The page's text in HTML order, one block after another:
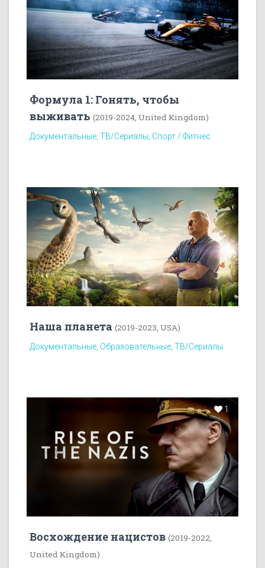
Формула 1: Гонять, чтобы
выживать (2019-2024, United Kingdom)
Документальные, ТВ/Сериалы, Спорт / Фитнес
Наша планета (2019-2023, USA)
Документальные, Образовательные, ТВ/Сериалы
1
Восхождение нацистов (2019-2022,
United Kingdom)